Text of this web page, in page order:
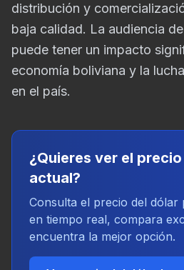
distribución y
baja calidad. La audiencia
puede tener un impacto
economía boliviana y la
en el país.
¿Quieres ver el
actual?
Consulta el precio del dólar
en tiempo real, compara
encuentra la mejor opción.